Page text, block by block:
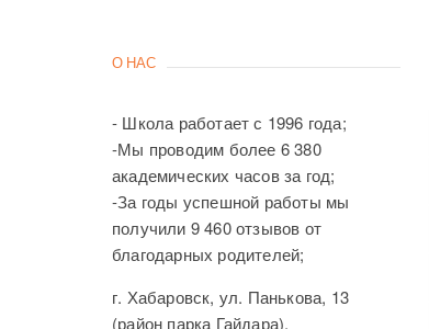
О НАС
- Школа работает с 1996 года;
-Мы проводим более 6 380
академических часов за год;
-За годы успешной работы мы
получили 9 460 отзывов от
благодарных родителей;
г. Хабаровск, ул. Панькова, 13
(район парка Гайдара),